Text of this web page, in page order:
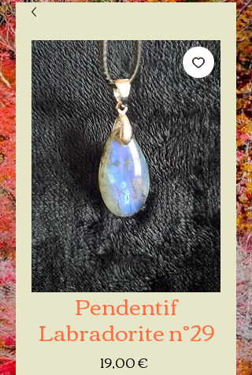
Pendentif
Labradorite n°29
19,00 €Prix